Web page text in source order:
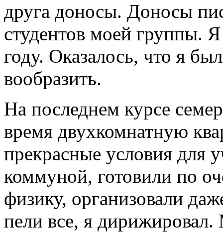
друга доносы. Доносы
студентов моей группы.
году. Оказалось, что я
вообразить.
На последнем курсе
время двухкомнатную
прекрасные условия
коммуной, готовили по
физику, организовали
пели все, я